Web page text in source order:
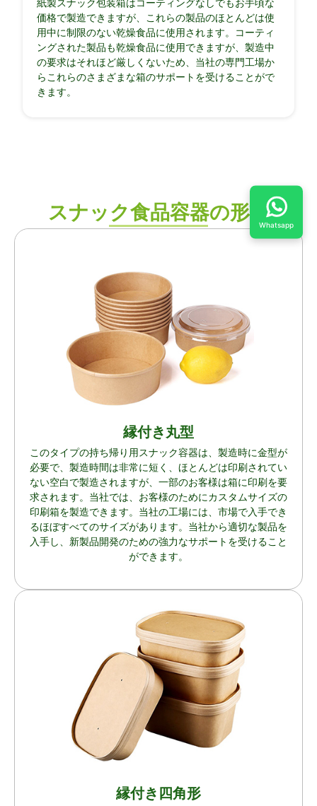
紙製スナック包装箱はコーティングなしでもお手頃な
価格で製造できますが、これらの製品のほとんどは使
用中に制限のない乾燥食品に使用されます。コーティ
ングされた製品も乾燥食品に使用できますが、製造中
の要求はそれほど厳しくないため、当社の専門工場か
らこれらのさまざまな箱のサポートを受けることがで
きます。
スナック食品容器の形状
縁付き丸型
このタイプの持ち帰り用スナック容器は、製造時に金型が
必要で、製造時間は非常に短く、ほとんどは印刷されてい
ない空白で製造されますが、一部のお客様は箱に印刷を要
求されます。当社では、お客様のためにカスタムサイズの
印刷箱を製造できます。当社の工場には、市場で入手でき
るほぼすべてのサイズがあります。当社から適切な製品を
入手し、新製品開発のための強力なサポートを受けること
ができます。
縁付き四角形
Whatsapp